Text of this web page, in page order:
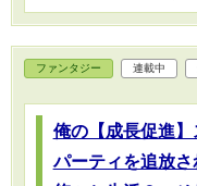
ファンタジー 連載中
俺の【成長促進
パーティを追放